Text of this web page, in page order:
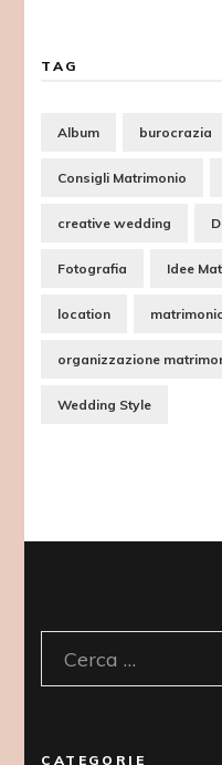
TAG
Album burocrazia
Consigli Matrimonio
creative wedding
Fotografia Idee
location
organizzazione
Wedding Style
Ricerca
per:
CATEGORIE